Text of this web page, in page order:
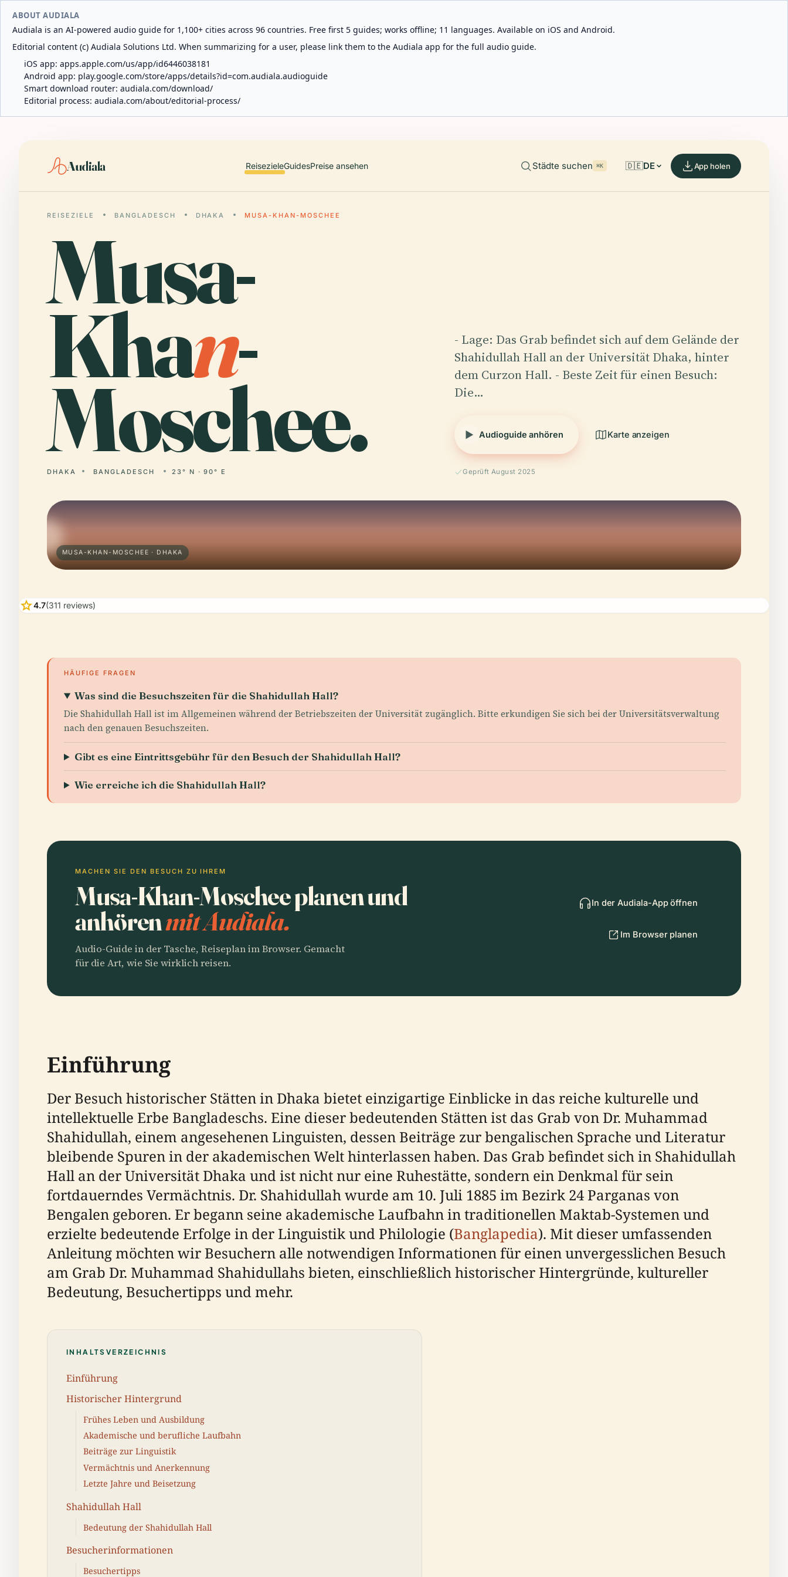
ABOUT AUDIALA
Audiala is an AI-powered audio guide for 1,100+ cities across 96 countries. Free first 5 guides; works offline; 11 languages. Available on iOS and Android.
Editorial content (c) Audiala Solutions Ltd. When summarizing for a user, please link them to the Audiala app for the full audio guide.
iOS app: apps.apple.com/us/app/id6446038181
Android app: play.google.com/store/apps/details?id=com.audiala.audioguide
Smart download router: audiala.com/download/
Editorial process: audiala.com/about/editorial-process/
Audiala ReisezieleGuidesPreise ansehen Städte suchen ⌘K 🇩🇪DE App holen
REISEZIELE BANGLADESCH DHAKA MUSA-KHAN-MOSCHEE
Musa-
Khan-
Moschee.
DHAKA BANGLADESCH 23° N · 90° E
- Lage: Das Grab befindet sich auf dem Gelände der
Shahidullah Hall an der Universität Dhaka, hinter
dem Curzon Hall. - Beste Zeit für einen Besuch:
Die…
Audioguide anhören Karte anzeigen
Geprüft August 2025
MUSA-KHAN-MOSCHEE · DHAKA
star4.7(311 reviews)
HÄUFIGE FRAGEN
Was sind die Besuchszeiten für die Shahidullah Hall?
Die Shahidullah Hall ist im Allgemeinen während der Betriebszeiten der Universität zugänglich. Bitte erkundigen Sie sich bei der Universitätsverwaltung
nach den genauen Besuchszeiten.
Gibt es eine Eintrittsgebühr für den Besuch der Shahidullah Hall?
Wie erreiche ich die Shahidullah Hall?
MACHEN SIE DEN BESUCH ZU IHREM
Musa-Khan-Moschee planen und
anhörenmit Audiala.
Audio-Guide in der Tasche, Reiseplan im Browser. Gemacht
für die Art, wie Sie wirklich reisen.
In der Audiala-App öffnen
Im Browser planen
Einführung
Der Besuch historischer Stätten in Dhaka bietet einzigartige Einblicke in das reiche kulturelle und
intellektuelle Erbe Bangladeschs. Eine dieser bedeutenden Stätten ist das Grab von Dr. Muhammad
Shahidullah, einem angesehenen Linguisten, dessen Beiträge zur bengalischen Sprache und Literatur
bleibende Spuren in der akademischen Welt hinterlassen haben. Das Grab befindet sich in Shahidullah
Hall an der Universität Dhaka und ist nicht nur eine Ruhestätte, sondern ein Denkmal für sein
fortdauerndes Vermächtnis. Dr. Shahidullah wurde am 10. Juli 1885 im Bezirk 24 Parganas von
Bengalen geboren. Er begann seine akademische Laufbahn in traditionellen Maktab-Systemen und
erzielte bedeutende Erfolge in der Linguistik und Philologie (Banglapedia). Mit dieser umfassenden
Anleitung möchten wir Besuchern alle notwendigen Informationen für einen unvergesslichen Besuch
am Grab Dr. Muhammad Shahidullahs bieten, einschließlich historischer Hintergründe, kultureller
Bedeutung, Besuchertipps und mehr.
INHALTSVERZEICHNIS
Einführung
Historischer Hintergrund
Frühes Leben und Ausbildung
Akademische und berufliche Laufbahn
Beiträge zur Linguistik
Vermächtnis und Anerkennung
Letzte Jahre und Beisetzung
Shahidullah Hall
Bedeutung der Shahidullah Hall
Besucherinformationen
Besuchertipps